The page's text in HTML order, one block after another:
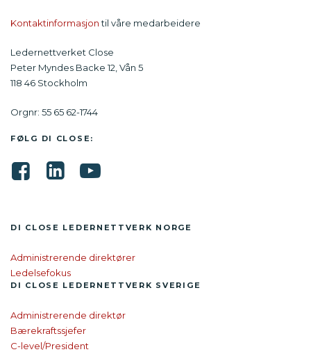
Kontaktinformasjontil våre medarbeidere
Ledernettverket Close
Peter Myndes Backe 12, Vån 5
118 46 Stockholm
Orgnr: 55 65 62-1744
FØLG DI CLOSE:
DI CLOSE LEDER­NETTVERK NORGE
Administrerende direktører
Ledelsefokus
DI CLOSE LEDER­NETTVERK SVERIGE
Administrerende direktør
Bærekraftssjefer
C-level/President